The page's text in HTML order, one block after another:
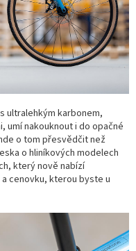
ultralehkým karbonem,
umí nakouknout i do opačné
o tom přesvědčit než
o hliníkových modelech
který nově nabízí
cenovku, kterou byste u